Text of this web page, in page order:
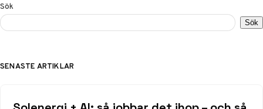
Sök
Sök
SENASTE ARTIKLAR